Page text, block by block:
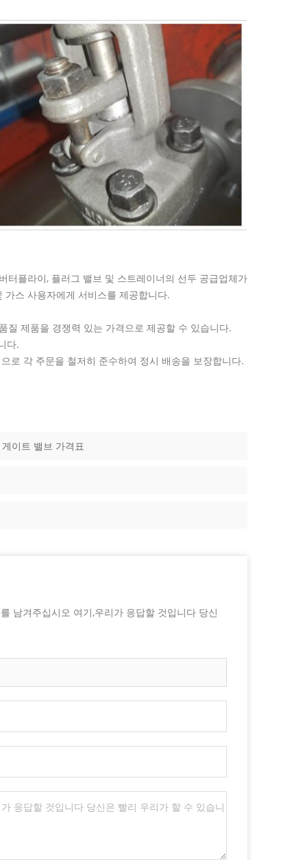
플라이, 플러그 밸브 및 스트레이너의 선두 공급업체가
가스 사용자에게 서비스를 제공합니다.
질 제품을 경쟁력 있는 가격으로 제공할 수 있습니다.
다.
로 각 주문을 철저히 준수하여 정시 배송을 보장합니다.
게이트 밸브 가격표
남겨주십시오 여기,우리가 응답할 것입니다 당신